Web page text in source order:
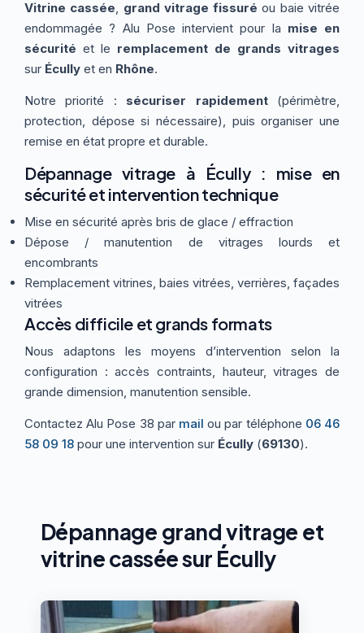
Thermographie ACTUALITÉS
Vitrine cassée grand vitrage fissuré ou baie vitrée
endommagée ? Alu Pose intervient pour la mise en
sécurité et le remplacement de grands vitrages
sur Écully et en Rhône.
Notre priorité : sécuriser rapidement(périmètre,
protection, dépose si nécessaire), puis organiser une
remise en état propre et durable.
Dépannage vitrage à Écully : mise en
sécurité et intervention technique
Mise en sécurité après bris de glace / effraction
Dépose / manutention de vitrages lourds et
encombrants
Remplacement vitrines, baies vitrées, verrières, façades
vitrées
Accès difficile et grands formats
Nous adaptons les moyens d’intervention selon la
configuration : accès contraints, hauteur, vitrages de
grande dimension, manutention sensible.
Contactez Alu Pose 38 par mail ou par téléphone 06 46
58 09 18 pour une intervention sur Écully (69130).
Dépannage grand vitrage et
vitrine cassée sur Écully